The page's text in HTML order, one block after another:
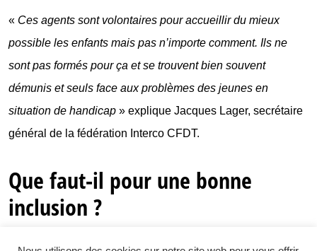
« Ces agents sont volontaires pour accueillir du mieux
possible les enfants mais pas n’importe comment. Ils ne
sont pas formés pour ça et se trouvent bien souvent
démunis et seuls face aux problèmes des jeunes en
situation de handicap » explique Jacques Lager, secrétaire
général de la fédération Interco CFDT.
Que faut-il pour une bonne
inclusion ?